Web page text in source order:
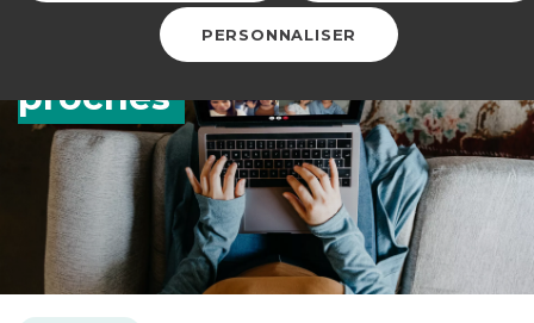
en contact avec vos
proches
PERSONNALISER